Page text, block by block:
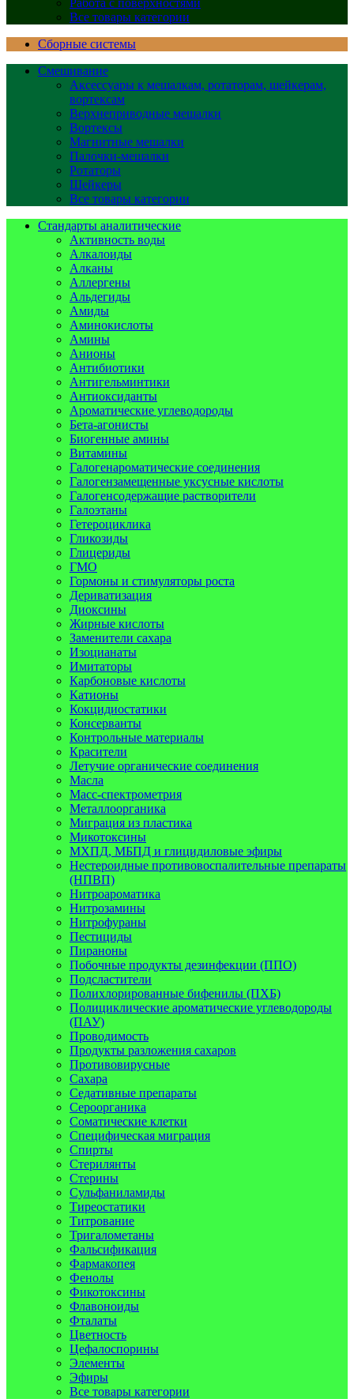
Работа с поверхностями
Все товары категории
Сборные системы
Смешивание
Аксессуары к мешалкам, ротаторам, шейкерам,
вортексам
Верхнеприводные мешалки
Вортексы
Магнитные мешалки
Палочки-мешалки
Ротаторы
Шейкеры
Все товары категории
Стандарты аналитические
Активность воды
Алкалоиды
Алканы
Аллергены
Альдегиды
Амиды
Аминокислоты
Амины
Анионы
Антибиотики
Антигельминтики
Антиоксиданты
Ароматические углеводороды
Бета-агонисты
Биогенные амины
Витамины
Галогенароматические соединения
Галогензамещенные уксусные кислоты
Галогенсодержащие растворители
Галоэтаны
Гетероциклика
Гликозиды
Глицериды
ГМО
Гормоны и стимуляторы роста
Дериватизация
Диоксины
Жирные кислоты
Заменители сахара
Изоцианаты
Имитаторы
Карбоновые кислоты
Катионы
Кокцидиостатики
Консерванты
Контрольные материалы
Красители
Летучие органические соединения
Масла
Масс-спектрометрия
Металлоорганика
Миграция из пластика
Микотоксины
МХПД, МБПД и глицидиловые эфиры
Нестероидные противовоспалительные препараты
(НПВП)
Нитроароматика
Нитрозамины
Нитрофураны
Пестициды
Пираноны
Побочные продукты дезинфекции (ППО)
Подсластители
Полихлорированные бифенилы (ПХБ)
Полициклические ароматические углеводороды
(ПАУ)
Проводимость
Продукты разложения сахаров
Противовирусные
Сахара
Седативные препараты
Сероорганика
Соматические клетки
Специфическая миграция
Спирты
Стерилянты
Стерины
Сульфаниламиды
Тиреостатики
Титрование
Тригалометаны
Фальсификация
Фармакопея
Фенолы
Фикотоксины
Флавоноиды
Фталаты
Цветность
Цефалоспорины
Элементы
Эфиры
Все товары категории